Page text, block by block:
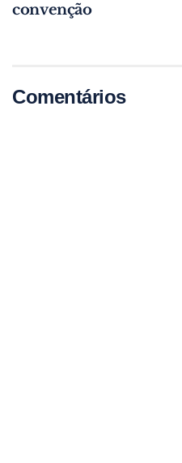
convenção
Comentários